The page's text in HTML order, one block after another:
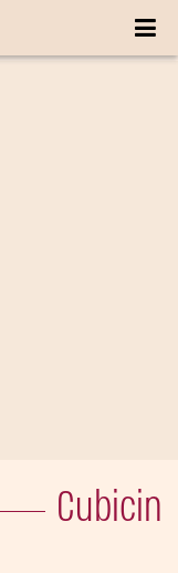
Cubicin